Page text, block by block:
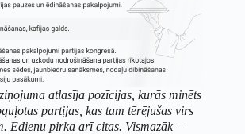
atlasīja pozīcijas, kurās minēts
partijas, kas tam tērējušas virs
Ēdienu pirka arī citas. Vismazāk –